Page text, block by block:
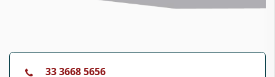
33 3668 5656